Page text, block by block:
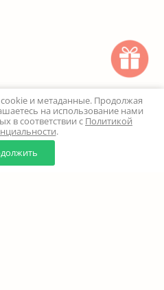
0
и метаданные. Продолжая
на использование нами
в соответствии с Политикой
.